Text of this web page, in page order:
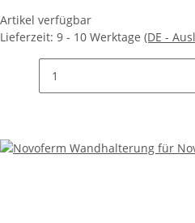
Artikel verfügbar
Lieferzeit: 9 - 10 Werktage (DE -